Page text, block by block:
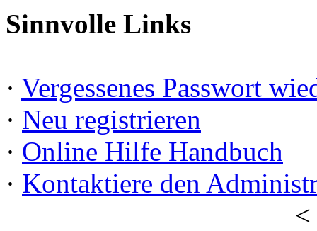
Sinnvolle Links
· Vergessenes Passwort
· Neu registrieren
· Online Hilfe Handbuch
· Kontaktiere den
<